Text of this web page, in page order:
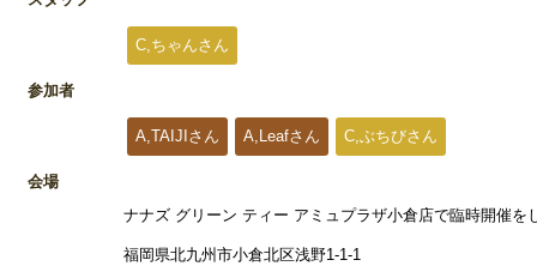
C,ちゃんさん
参加者
A,TAIJIさん A,Leafさん C,ぶちびさん
会場
ナナズ グリーン ティー アミュプラザ小倉店で臨時開催を
福岡県北九州市小倉北区浅野1-1-1